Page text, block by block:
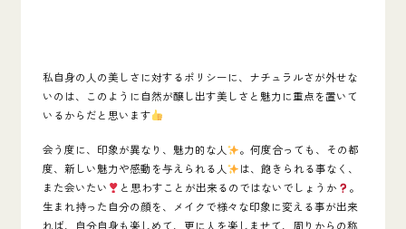
私自身の人の美しさに対するポリシーに、 ナチュラルさが外せな
いのは、このように自然が醸し出す美しさと魅力に重点を置いて
いるからだと思います
会う度に、印象が異なり、魅力的な人
。何度合っても、その都
度、新しい魅力や感動を与えられる人
は、飽きられる事なく、
また会いたい
と思わすことが出来るのではないでしょうか
。
生まれ持った自分の顔を、メイクで様々な印象に変える事が出来
れば、自分自身も楽しめて、更に人を楽しませて、周りからの称